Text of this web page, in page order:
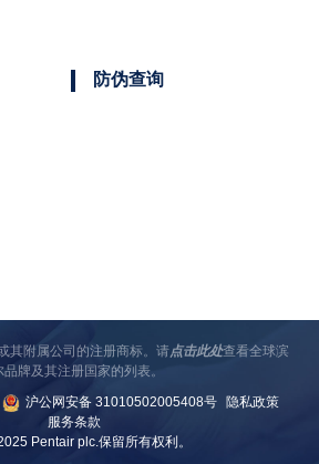
防伪查询
其附属公司的注册商标。请点击此处查看全球滨
品牌及其注册国家的列表。
沪公网安备 31010502005408号
隐私政策
服务条款
Pentair plc.保留所有权利。